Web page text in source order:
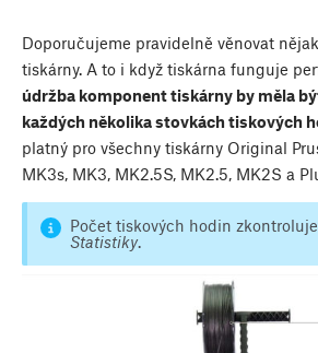
Doporučujeme pravidelně věnovat
tiskárny. A to i když tiskárna funguje
údržba komponent tiskárny by měla
každých několika stovkách tiskových
platný pro všechny tiskárny Original
MK3s, MK3, MK2.5S, MK2.5, MK2S a
Počet tiskových hodin
Statistiky.